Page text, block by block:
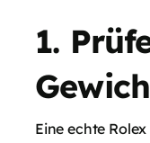
1.
Eine echte